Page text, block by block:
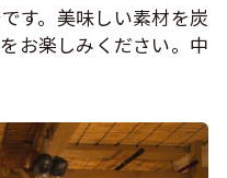
す。美味しい素材を炭
お楽しみください。中